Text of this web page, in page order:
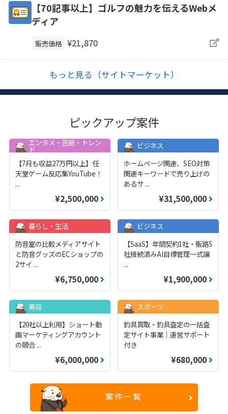
【70記事以上】ゴルフの魅力を伝えるWebメ
ディア
販売価格 ¥21,870
もっと見る（サイトマーケット）
ピックアップ案件
エンタメ・芸能・トレン
ド
【7月も収益27万円以上】任
天堂ゲーム反応集YouTube！
...
¥2,500,000
ビジネス
ホームページ関連、SEO対策
関連キーワードで売り上げの
あるサ ...
¥31,500,000
暮らし・生活
防音室の比較メディアサイト
と防音グッズのECショップの
2サイ ...
¥6,750,000
ビジネス
【SaaS】年間契約1社・販路5
社接続済みAI目標管理一式譲
...
¥1,900,000
美容
【20社以上利用】ショート動
画マーケティングアカウント
の競合...
¥6,000,000
スポーツ
釣具買取・釣具査定の一括査
定サイト事業｜運営サポート
付き
¥680,000
案件一覧